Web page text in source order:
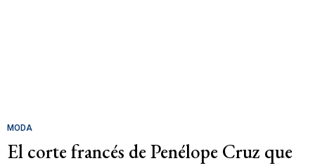
MODA
El corte francés de Penélope Cruz que